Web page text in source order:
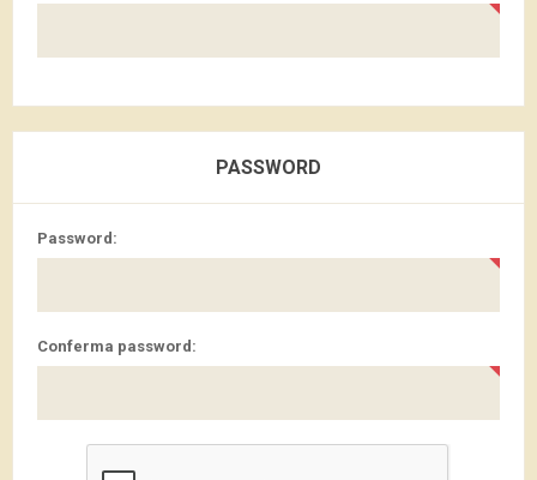
PASSWORD
Password:
Conferma password: